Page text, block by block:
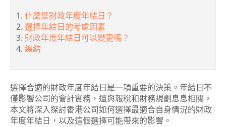
什麼是財政年度年結日？
選擇年結日的考慮因素
財政年度年結日可以變更嗎？
總結
選擇合適的財政年度年結日是一項重要的決策。年結日不
僅影響公司的會計實務，還與報稅和財務規劃息息相關。
本文將深入探討香港公司如何選擇最適合自身情況的財政
年度年結日，以及這個選擇可能帶來的影響。